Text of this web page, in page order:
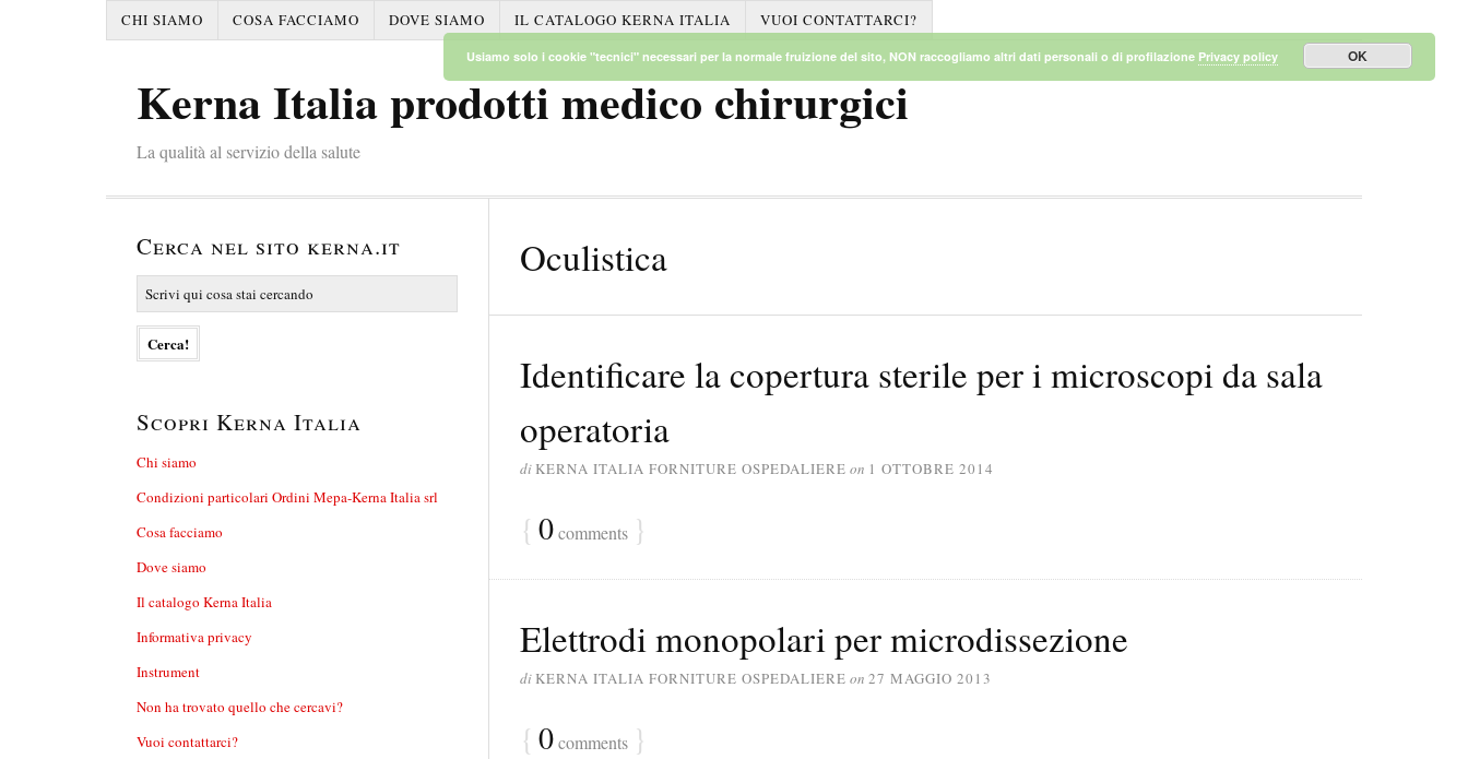
CHI SIAMO COSA FACCIAMO DOVE SIAMO IL CATALOGO KERNA ITALIA VUOI CONTATTARCI?
Kerna Italia prodotti medico chirurgici
La qualità al servizio della salute
Oculistica
Identificare la copertura sterile per i microscopi da sala
operatoria
di KERNA ITALIA FORNITURE OSPEDALIERE on 1 OTTOBRE 2014
{ 0comments }
Elettrodi monopolari per microdissezione
di KERNA ITALIA FORNITURE OSPEDALIERE on 27 MAGGIO 2013
{ 0comments }
Cerca nel sito kerna.it
Scopri Kerna Italia
Chi siamo
Condizioni particolari Ordini Mepa-Kerna Italia srl
Cosa facciamo
Dove siamo
Il catalogo Kerna Italia
Informativa privacy
Instrument
Non ha trovato quello che cercavi?
Vuoi contattarci?
Usiamo solo i cookie "tecnici" necessari per la normale fruizione del sito, NON raccogliamo altri dati personali o di profilazione Privacy policy OK